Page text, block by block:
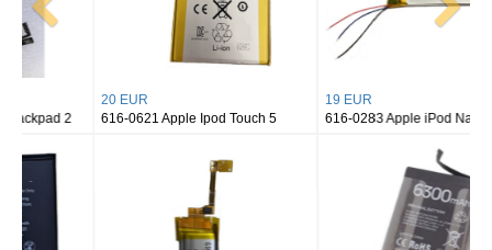
616-0621 Apple Ipod Touch 5
616-0283 Apple iPod Nano 2nd